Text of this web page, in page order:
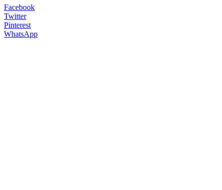
Facebook
Twitter
Pinterest
WhatsApp